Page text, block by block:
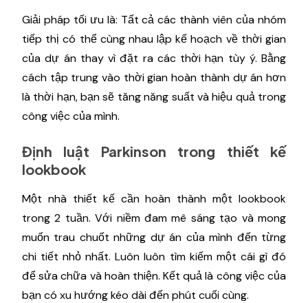
Giải pháp tối ưu là: Tất cả các thành viên của nhóm
tiếp thị có thể cùng nhau lập kế hoạch về thời gian
của dự án thay vì đặt ra các thời hạn tùy ý. Bằng
cách tập trung vào thời gian hoàn thành dự án hơn
là thời hạn, bạn sẽ tăng năng suất và hiệu quả trong
công việc của mình.
Định luật Parkinson trong thiết kế
lookbook
Một nhà thiết kế cần hoàn thành một lookbook
trong 2 tuần. Với niềm đam mê sáng tạo và mong
muốn trau chuốt những dự án của mình đến từng
chi tiết nhỏ nhất. Luôn luôn tìm kiếm một cái gì đó
để sửa chữa và hoàn thiện. Kết quả là công việc của
bạn có xu hướng kéo dài đến phút cuối cùng.